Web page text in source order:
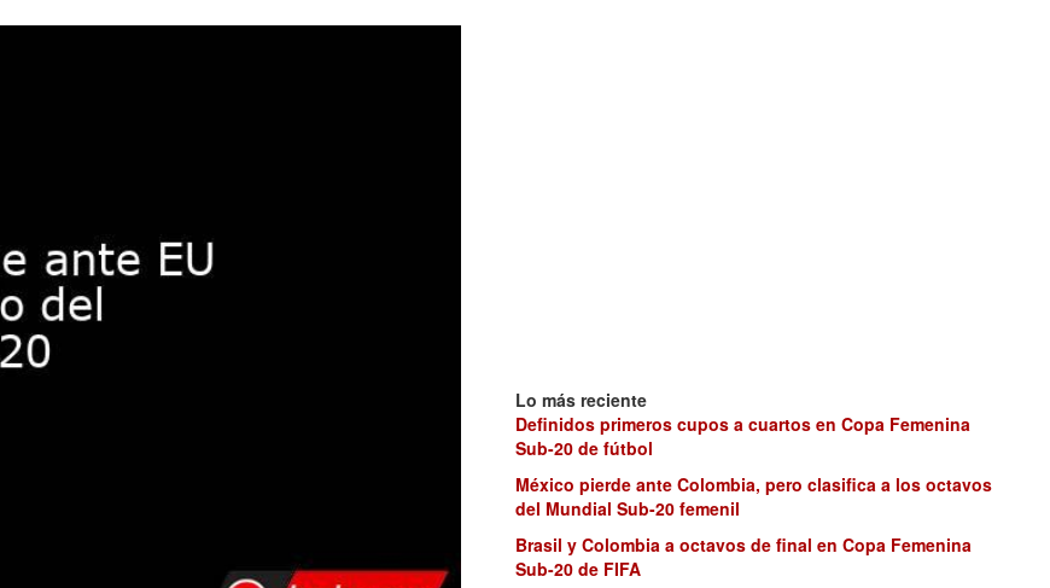
Lo más reciente
Definidos primeros cupos a cuartos en Copa Femenina
Sub-20 de fútbol
México pierde ante Colombia, pero clasifica a los octavos
del Mundial Sub-20 femenil
Brasil y Colombia a octavos de final en Copa Femenina
Sub-20 de FIFA